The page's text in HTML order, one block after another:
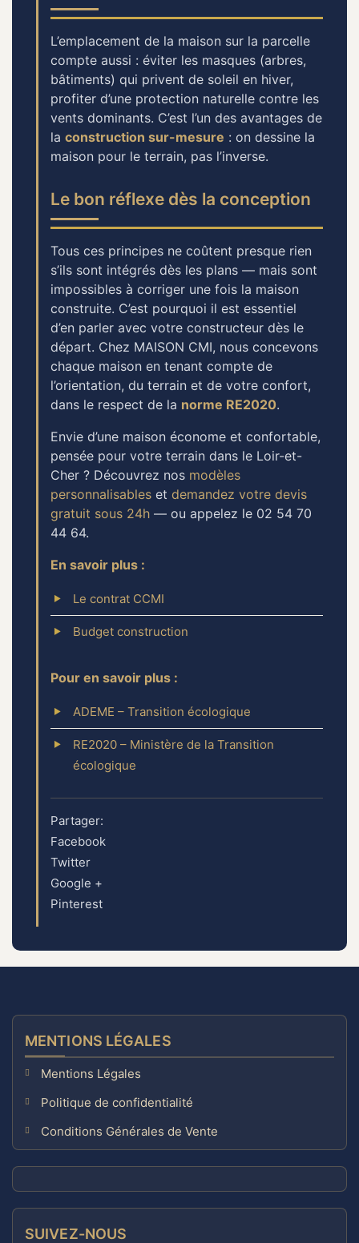
L’emplacement de la maison sur la parcelle
compte aussi : éviter les masques (arbres,
bâtiments) qui privent de soleil en hiver,
profiter d’une protection naturelle contre les
vents dominants. C’est l’un des avantages de
la construction sur-mesure : on dessine la
maison pour le terrain, pas l’inverse.
Le bon réflexe dès la conception
Tous ces principes ne coûtent presque rien
s’ils sont intégrés dès les plans — mais sont
impossibles à corriger une fois la maison
construite. C’est pourquoi il est essentiel
d’en parler avec votre constructeur dès le
départ. Chez MAISON CMI, nous concevons
chaque maison en tenant compte de
l’orientation, du terrain et de votre confort,
dans le respect de la norme RE2020.
Envie d’une maison économe et confortable,
pensée pour votre terrain dans le Loir-et-
Cher ? Découvrez nos modèles
personnalisables et demandez votre devis
gratuit sous 24h — ou appelez le 02 54 70
44 64.
En savoir plus :
Le contrat CCMI
Budget construction
Pour en savoir plus :
ADEME – Transition écologique
RE2020 – Ministère de la Transition
écologique
Partager:
Facebook
Twitter
Google +
Pinterest
MENTIONS LÉGALES
Mentions Légales
Politique de confidentialité
Conditions Générales de Vente
SUIVEZ-NOUS